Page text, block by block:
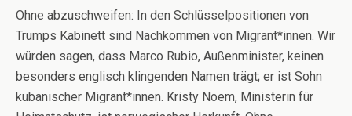
Ohne abzuschweifen: In den Schlüsselpositionen von
Trumps Kabinett sind Nachkommen von Migrant*innen. Wir
würden sagen, dass Marco Rubio, Außenminister, keinen
besonders englisch klingenden Namen trägt; er ist Sohn
kubanischer Migrant*innen. Kristy Noem, Ministerin für